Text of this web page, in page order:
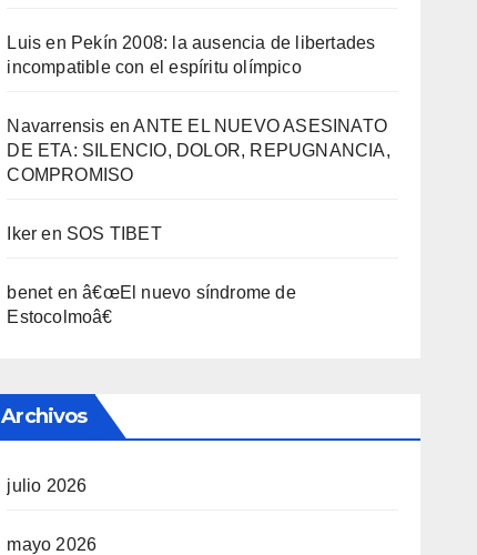
Luis en Pekí­n 2008: la ausencia de libertades
incompatible con el espí­ritu olí­mpico
Navarrensis enANTE EL NUEVO ASESINATO
DE ETA: SILENCIO, DOLOR, REPUGNANCIA,
COMPROMISO
Iker en SOS TIBET
benetenâ€œEl nuevo sí­ndrome de
Estocolmoâ€
Archivos
julio 2026
mayo 2026